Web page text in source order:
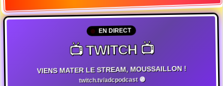
EN DIRECT
📺 TWITCH 📺
VIENS MATER LE STREAM, MOUSSAILLON !
twitch.tv/adcpodcast 🟣